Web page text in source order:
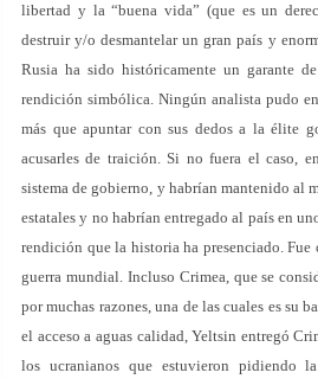
libertad y la “buena vida” (que es un
destruir y/o desmantelar un gran país y
Rusia ha sido históricamente un garante
rendición simbólica. Ningún analista pudo
más que apuntar con sus dedos a la élite
acusarles de traición. Si no fuera el caso,
sistema de gobierno, y habrían mantenido al
estatales y no habrían entregado al país en
rendición que la historia ha presenciado. Fue
guerra mundial. Incluso Crimea, que se
por muchas razones, una de las cuales es su
el acceso a aguas calidad, Yeltsin entregó
los ucranianos que estuvieron pidiendo